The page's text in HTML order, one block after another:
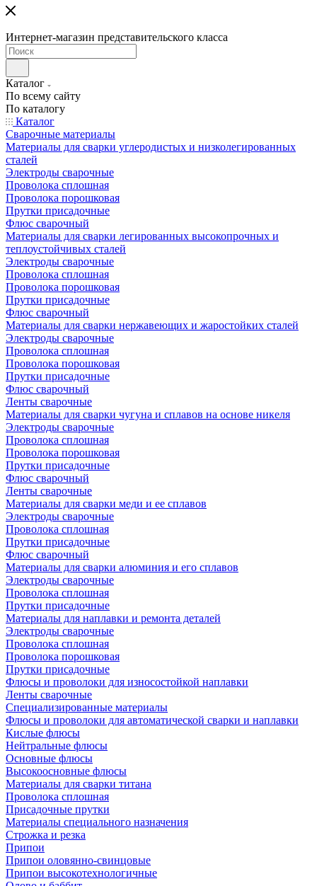
Интернет-магазин представительского класса
Каталог
По всему сайту
По каталогу
Каталог
Сварочные материалы
Материалы для сварки углеродистых и низколегированных
сталей
Электроды сварочные
Проволока сплошная
Проволока порошковая
Прутки присадочные
Флюс сварочный
Материалы для сварки легированных высокопрочных и
теплоустойчивых сталей
Электроды сварочные
Проволока сплошная
Проволока порошковая
Прутки присадочные
Флюс сварочный
Материалы для сварки нержавеющих и жаростойких сталей
Электроды сварочные
Проволока сплошная
Проволока порошковая
Прутки присадочные
Флюс сварочный
Ленты сварочные
Материалы для сварки чугуна и сплавов на основе никеля
Электроды сварочные
Проволока сплошная
Проволока порошковая
Прутки присадочные
Флюс сварочный
Ленты сварочные
Материалы для сварки меди и ее сплавов
Электроды сварочные
Проволока сплошная
Прутки присадочные
Флюс сварочный
Материалы для сварки алюминия и его сплавов
Электроды сварочные
Проволока сплошная
Прутки присадочные
Материалы для наплавки и ремонта деталей
Электроды сварочные
Проволока сплошная
Проволока порошковая
Прутки присадочные
Флюсы и проволоки для износостойкой наплавки
Ленты сварочные
Специализированные материалы
Флюсы и проволоки для автоматической сварки и наплавки
Кислые флюсы
Нейтральные флюсы
Основные флюсы
Высокоосновные флюсы
Материалы для сварки титана
Проволока сплошная
Присадочные прутки
Материалы специального назначения
Строжка и резка
Припои
Припои оловянно-свинцовые
Припои высокотехнологичные